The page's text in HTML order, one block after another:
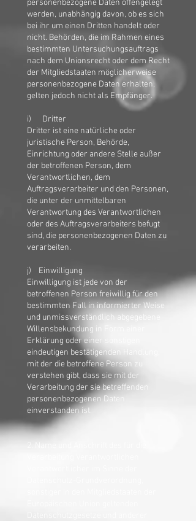
personenbezogene Daten offengelegt
werden, unabhängig davon, ob es sich
bei ihr um einen Dritten handelt oder
nicht. Behörden, die im Rahmen eines
bestimmten Untersuchungsauftrags
nach dem Unionsrecht oder dem Recht
der Mitgliedstaaten möglicherweise
personenbezogene Daten erhalten,
gelten jedoch nicht als Empfänger.
i) Dritter
Dritter ist eine natürliche oder
juristische Person, Behörde,
Einrichtung oder andere Stelle außer
der betroffenen Person, dem
Verantwortlichen, dem
Auftragsverarbeiter und den Personen,
die unter der unmittelbaren
Verantwortung des Verantwortlichen
oder des Auftragsverarbeiters befugt
sind, die personenbezogenen Daten zu
verarbeiten.
j) Einwilligung
Einwilligung ist jede von der
betroffenen Person freiwillig für den
bestimmten Fall in informierter Weise
und unmissverständlich abgegebene
Willensbekundung in Form einer
Erklärung oder einer sonstigen
eindeutigen bestätigenden Handlung,
mit der die betroffene Person zu
verstehen gibt, dass sie mit der
Verarbeitung der sie betreffenden
personenbezogenen Daten
einverstanden ist.